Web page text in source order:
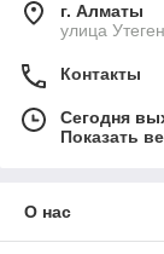
г. Алматы
улица
Контакты
Сегодня
Показать
О нас